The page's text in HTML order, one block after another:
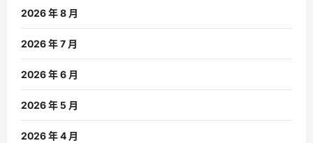
2026 年 8 月
2026 年 7 月
2026 年 6 月
2026 年 5 月
2026 年 4 月